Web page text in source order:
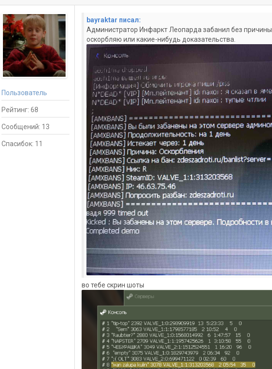
Пользователь
Рейтинг: 68
Сообщений: 13
Спасибок: 11
bayraktar писал:
Администратор Инфаркт Леопарда забанил без причины.
оскорбляю или какие-нибудь доказательства.
во тебе скрин шоты